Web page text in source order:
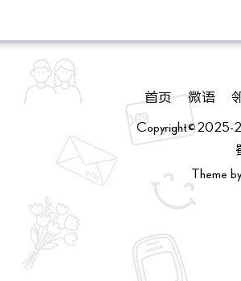
首页 微语
Theme by